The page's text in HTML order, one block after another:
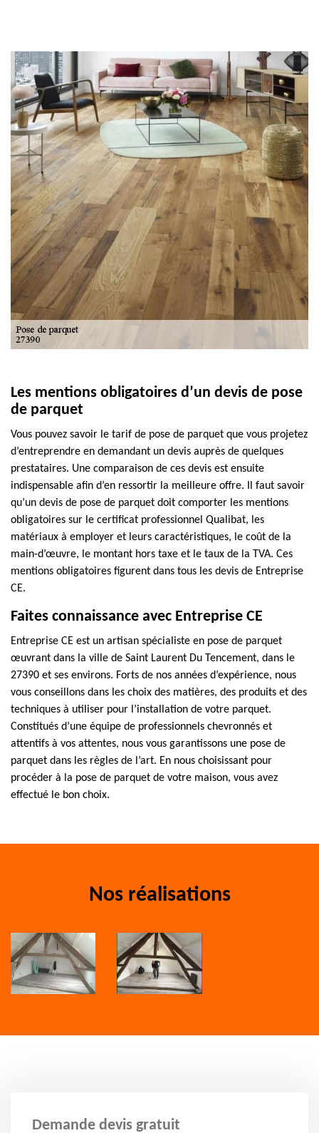
Les mentions obligatoires d’un devis de pose
de parquet
Vous pouvez savoir le tarif de pose de parquet que vous projetez
d’entreprendre en demandant un devis auprès de quelques
prestataires. Une comparaison de ces devis est ensuite
indispensable afin d’en ressortir la meilleure offre. Il faut savoir
qu’un devis de pose de parquet doit comporter les mentions
obligatoires sur le certificat professionnel Qualibat, les
matériaux à employer et leurs caractéristiques, le coût de la
main-d’œuvre, le montant hors taxe et le taux de la TVA. Ces
mentions obligatoires figurent dans tous les devis de Entreprise
CE.
Faites connaissance avec Entreprise CE
Entreprise CE est un artisan spécialiste en pose de parquet
œuvrant dans la ville de Saint Laurent Du Tencement, dans le
27390 et ses environs. Forts de nos années d’expérience, nous
vous conseillons dans les choix des matières, des produits et des
techniques à utiliser pour l’installation de votre parquet.
Constitués d’une équipe de professionnels chevronnés et
attentifs à vos attentes, nous vous garantissons une pose de
parquet dans les règles de l’art. En nous choisissant pour
procéder à la pose de parquet de votre maison, vous avez
effectué le bon choix.
Nos réalisations
Demande devis gratuit